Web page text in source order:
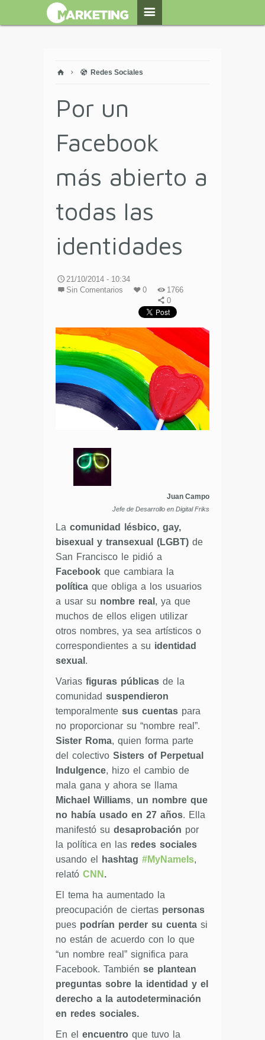
Redes Sociales
Por un
Facebook
más abierto a
todas las
identidades
21/10/2014 - 10:34
Sin Comentarios
0
1766
0
Juan Campo
Jefe de Desarrollo en Digital Friks
La comunidad lésbico, gay,
bisexual y transexual (LGBT) de
San Francisco le pidió a
Facebook que cambiara la
política que obliga a los usuarios
a usar su nombre real , ya que
muchos de ellos eligen utilizar
otros nombres, ya sea artísticos o
correspondientes a su identidad
sexual .
Varias figuras públicas de la
comunidad suspendieron
temporalmente sus cuentas para
no proporcionar su “nombre real”.
Sister Roma, quien forma parte
del colectivo Sisters of Perpetual
Indulgence, hizo el cambio de
mala gana y ahora se llama
Michael Williams, un nombre que
no había usado en 27 años. Ella
manifestó su desaprobación por
la política en las redes sociales
usando el
hashtag #MyNameIs,
relató CNN .
El tema ha aumentado la
preocupación de ciertas personas
pues podrían perder su cuenta si
no están de acuerdo con lo que
“un nombre real” significa para
Facebook. También se plantean
preguntas sobre la identidad y el
derecho a la autodeterminación
en redes sociales.
En el encuentro que tuvo la